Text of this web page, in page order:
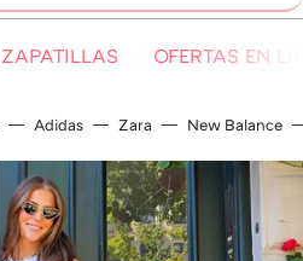
ZAPATILLAS OFERTAS EN
Adidas Zara New Balance